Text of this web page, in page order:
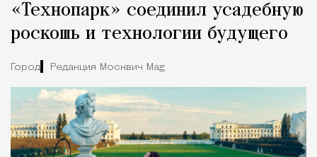
«Технопарк» соединил усадебную
роскошь и технологии будущего
Город Редакция Москвич Mag